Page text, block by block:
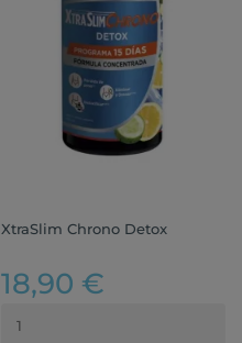
XtraSlim Chrono Detox
18,90 €